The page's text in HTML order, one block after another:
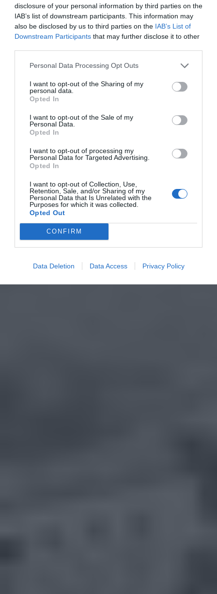
disclosure of your personal information by third parties on the
IAB’s list of downstream participants. This information may
also be disclosed by us to third parties on the IAB’s List of
Downstream Participants that may further disclose it to other
Personal Data Processing Opt Outs
I want to opt-out of the Sharing of my
personal data.
Opted In
I want to opt-out of the Sale of my
Personal Data.
Opted In
I want to opt-out of processing my
Personal Data for Targeted Advertising.
Opted In
I want to opt-out of Collection, Use,
Retention, Sale, and/or Sharing of my
Personal Data that Is Unrelated with the
Purposes for which it was collected.
Opted Out
CONFIRM
Data Deletion Data Access Privacy Policy